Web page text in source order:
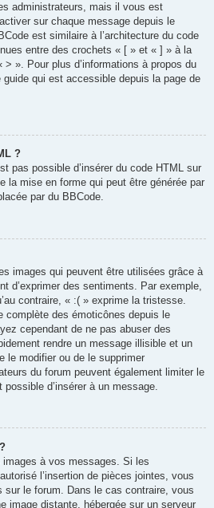
administrateurs, mais il vous est
sur chaque message depuis le
est similaire à l’architecture du code
entre des crochets « [ » et « ] » à la
». Pour plus d’informations à propos du
qui est accessible depuis la page de
?
pas possible d’insérer du code HTML sur
la mise en forme qui peut être générée par
par du BBCode.
images qui peuvent être utilisées grâce à
d’exprimer des sentiments. Par exemple,
contraire, « :( » exprime la tristesse.
complète des émoticônes depuis le
cependant de ne pas abuser des
rendre un message illisible et un
le modifier ou de le supprimer
du forum peuvent également limiter le
possible d’insérer à un message.
à vos messages. Si les
l’insertion de pièces jointes, vous
sur le forum. Dans le cas contraire, vous
image distante, hébergée sur un serveur